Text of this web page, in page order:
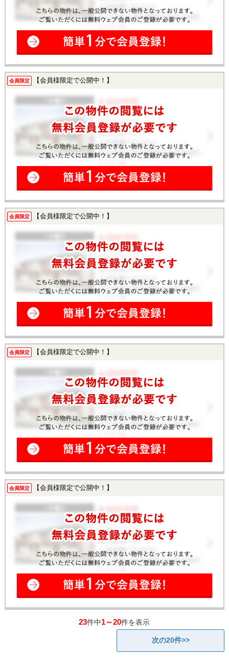
会員限定 【会員様限定で公開中！】
会員限定 【会員様限定で公開中！】
会員限定 【会員様限定で公開中！】
会員限定 【会員様限定で公開中！】
23件中1～20件を表示
次の20件>>